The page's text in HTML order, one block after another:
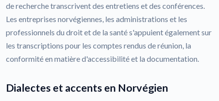
de recherche transcrivent des entretiens et des conférences.
Les entreprises norvégiennes, les administrations et les
professionnels du droit et de la santé s'appuient également sur
les transcriptions pour les comptes rendus de réunion, la
conformité en matière d'accessibilité et la documentation.
Dialectes et accents en Norvégien